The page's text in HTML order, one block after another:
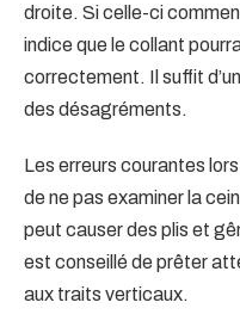
droite. Si celle-ci
indice que le collant
correctement. Il suffit
des désagréments.
Les erreurs courantes
de ne pas examiner la
peut causer des plis et
est conseillé de prêter
aux traits verticaux.